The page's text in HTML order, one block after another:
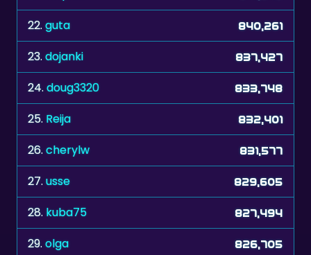
23. dojanki 837,427
24.doug3320 833,748
25. Reija 832,401
26. cherylw 831,577
27. usse 829,605
28. kuba75 827,494
29. olga 826,705